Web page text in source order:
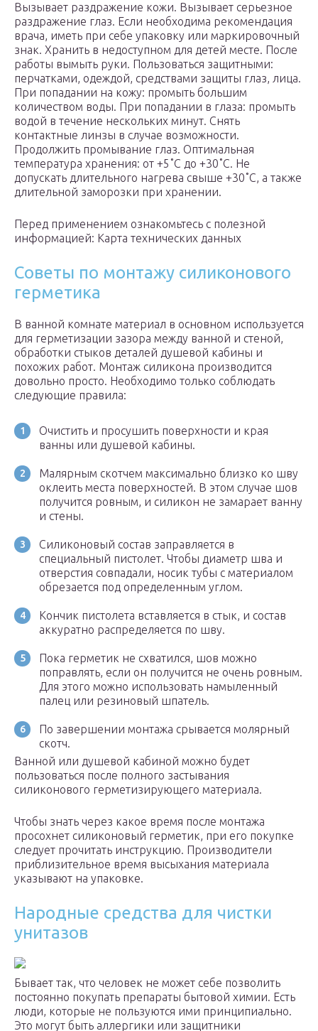
Вызывает раздражение кожи. Вызывает серьезное
раздражение глаз. Если необходима рекомендация
врача, иметь при себе упаковку или маркировочный
знак. Хранить в недоступном для детей месте. После
работы вымыть руки. Пользоваться защитными:
перчатками, одеждой, средствами защиты глаз, лица.
При попадании на кожу: промыть большим
количеством воды. При попадании в глаза: промыть
водой в течение нескольких минут. Снять
контактные линзы в случае возможности.
Продолжить промывание глаз. Оптимальная
температура хранения: от +5˚С до +30˚С. Не
допускать длительного нагрева свыше +30˚С, а также
длительной заморозки при хранении.
Перед применением ознакомьтесь с полезной
информацией: Карта технических данных
Советы по монтажу силиконового
герметика
В ванной комнате материал в основном используется
для герметизации зазора между ванной и стеной,
обработки стыков деталей душевой кабины и
похожих работ. Монтаж силикона производится
довольно просто. Необходимо только соблюдать
следующие правила:
Очистить и просушить поверхности и края
ванны или душевой кабины.
Малярным скотчем максимально близко ко шву
оклеить места поверхностей. В этом случае шов
получится ровным, и силикон не замарает ванну
и стены.
Силиконовый состав заправляется в
специальный пистолет. Чтобы диаметр шва и
отверстия совпадали, носик тубы с материалом
обрезается под определенным углом.
Кончик пистолета вставляется в стык, и состав
аккуратно распределяется по шву.
Пока герметик не схватился, шов можно
поправлять, если он получится не очень ровным.
Для этого можно использовать намыленный
палец или резиновый шпатель.
По завершении монтажа срывается молярный
скотч.
Ванной или душевой кабиной можно будет
пользоваться после полного застывания
силиконового герметизирующего материала.
Чтобы знать через какое время после монтажа
просохнет силиконовый герметик, при его покупке
следует прочитать инструкцию. Производители
приблизительное время высыхания материала
указывают на упаковке.
Народные средства для чистки
унитазов
Бывает так, что человек не может себе позволить
постоянно покупать препараты бытовой химии. Есть
люди, которые не пользуются ими принципиально.
Это могут быть аллергики или защитники